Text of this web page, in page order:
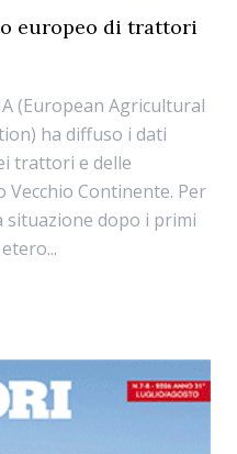
europeo di trattori
(European Agricultural
ha diffuso i dati
trattori e delle
Vecchio Continente. Per
dopo i primi